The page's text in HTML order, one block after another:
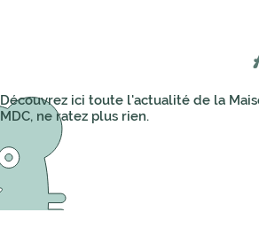
Découvrez ici toute l'actualité de la
MDC, ne ratez plus rien.